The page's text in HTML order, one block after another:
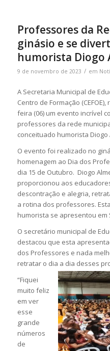
Professores da
ginásio e se
humorista Diogo
9 de novembro de 2023 / em
A Secretaria Municipal de
Centro de Formação
feira (06) um evento incrível
professores da rede
conceituado humorista Diogo
O evento foi realizado no
homenagem ao Dia dos
dia 15 de Outubro. Diogo
proporcionou aos
descontração e alegria,
a rotina dos professores.
humorista se apresentou em
O secretário municipal de
destacou que esta
dos Professores e nada
retratar o dia a dia desses
“Fiquei
muito feliz
em ver
esse
grande
números
de